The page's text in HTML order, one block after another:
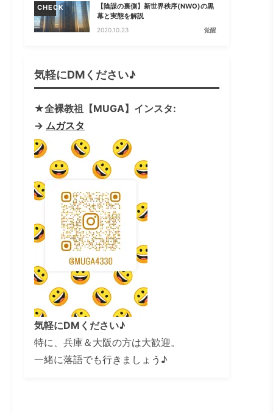
CHECK
【陰謀の裏側】新世界秩序(NWO)の黒
幕と実態を解説
2020.10.23 覚醒
気軽にDMください♪
★全裸教祖【MUGA】インスタ:
→ ムガスタ
気軽にDMください♪
特に、兵庫＆大阪の方は大歓迎。
一緒に落語でも行きましょう♪